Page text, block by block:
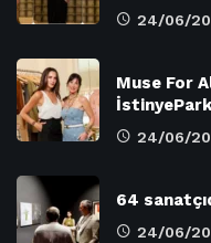
24/06/
Muse For
24/06/
64
24/06/